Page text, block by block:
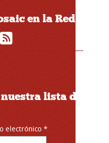
en la Red
lista de
electrónico *